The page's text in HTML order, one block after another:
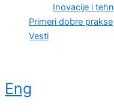
Inovacije i
Primeri dobre prakse
Vesti
Eng